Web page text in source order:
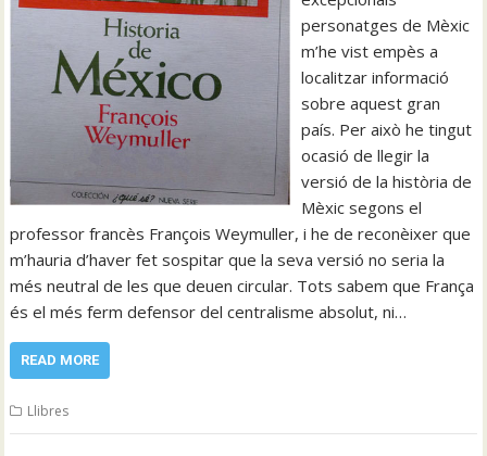
personatges de Mèxic
m’he vist empès a
localitzar informació
sobre aquest gran
país. Per això he tingut
ocasió de llegir la
versió de la història de
Mèxic segons el
professor francès François Weymuller, i he de reconèixer que
m’hauria d’haver fet sospitar que la seva versió no seria la
més neutral de les que deuen circular. Tots sabem que França
és el més ferm defensor del centralisme absolut, ni…
READ MORE
Llibres